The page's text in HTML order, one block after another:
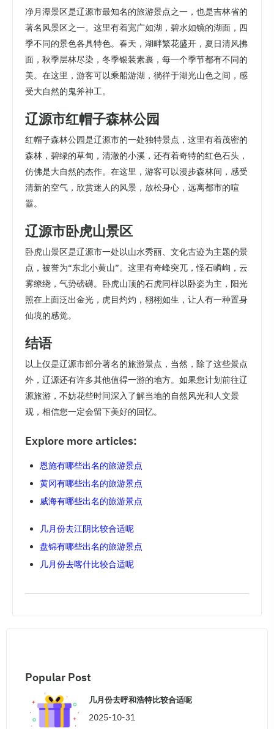
净月潭景区是辽源市最知名的旅游景点之一，也是吉林省的
著名风景区之一。这里有着宽广如湖，碧水如镜的湖面，四
季不同的景色各具特色。春天，湖畔繁花盛开，夏日清风拂
面，秋季层林尽染，冬季银装素裹，每一个季节都有不同的
美。在这里，游客可以乘船游湖，徜徉于湖光山色之间，感
受大自然的鬼斧神工。
辽源市红帽子森林公园
红帽子森林公园是辽源市的一处独特景点，这里有着茂密的
森林，碧绿的草甸，清澈的小溪，还有着奇特的红色石头，
仿佛是大自然的杰作。在这里，游客可以漫步森林间，感受
清新的空气，欣赏迷人的风景，放松身心，远离都市的喧
嚣。
辽源市卧虎山景区
卧虎山景区是辽源市一处以山水秀丽、文化古迹为主题的景
点，被誉为“东北小黄山”。这里有奇峰突兀，怪石嶙峋，云
雾缭绕，气势磅礴。卧虎山顶的石虎同样以卧姿为主，阳光
照在上面泛出金光，虎目灼灼，栩栩如生，让人有一种置身
仙境的感觉。
结语
以上仅是辽源市部分著名的旅游景点，当然，除了这些景点
外，辽源还有许多其他值得一游的地方。如果您计划前往辽
源旅游，不妨花些时间深入了解当地的自然风光和人文景
观，相信您一定会留下美好的回忆。
Explore more articles:
恩施有哪些出名的旅游景点
黄冈有哪些出名的旅游景点
威海有哪些出名的旅游景点
几月份去江阴比较合适呢
盘锦有哪些出名的旅游景点
几月份去喀什比较合适呢
Popular Post
几月份去呼和浩特比较合适呢
2025-10-31